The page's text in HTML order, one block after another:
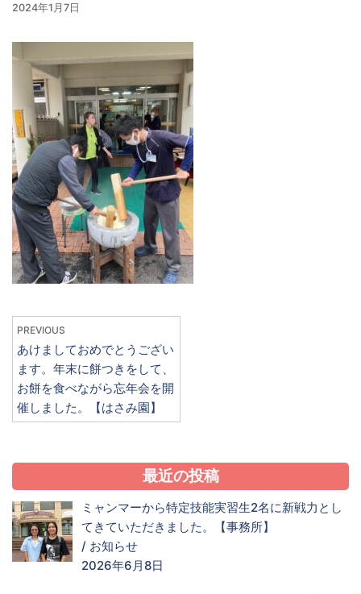
2024年1月7日
PREVIOUS
あけましておめでとうござい
ます。年末に餅つきをして、
お餅を食べながら忘年会を開
催しました。【はさみ園】
最近の投稿
ミャンマーから特定技能実習生2名に新戦力とし
てきていただきました。【事務所】
/ お知らせ
2026年6月8日